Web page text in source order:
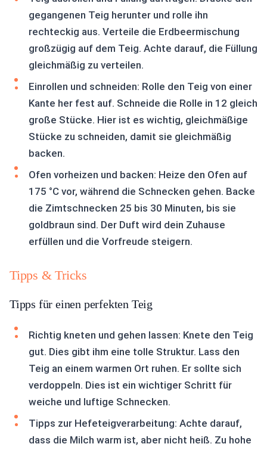
gegangenen Teig herunter und rolle ihn
rechteckig aus. Verteile die Erdbeermischung
großzügig auf dem Teig. Achte darauf, die Füllung
gleichmäßig zu verteilen.
Einrollen und schneiden: Rolle den Teig von einer
Kante her fest auf. Schneide die Rolle in 12 gleich
große Stücke. Hier ist es wichtig, gleichmäßige
Stücke zu schneiden, damit sie gleichmäßig
backen.
Ofen vorheizen und backen: Heize den Ofen auf
175 °C vor, während die Schnecken gehen. Backe
die Zimtschnecken 25 bis 30 Minuten, bis sie
goldbraun sind. Der Duft wird dein Zuhause
erfüllen und die Vorfreude steigern.
Tipps & Tricks
Tipps für einen perfekten Teig
Richtig kneten und gehen lassen: Knete den Teig
gut. Dies gibt ihm eine tolle Struktur. Lass den
Teig an einem warmen Ort ruhen. Er sollte sich
verdoppeln. Dies ist ein wichtiger Schritt für
weiche und luftige Schnecken.
Tipps zur Hefeteigverarbeitung: Achte darauf,
dass die Milch warm ist, aber nicht heiß. Zu hohe